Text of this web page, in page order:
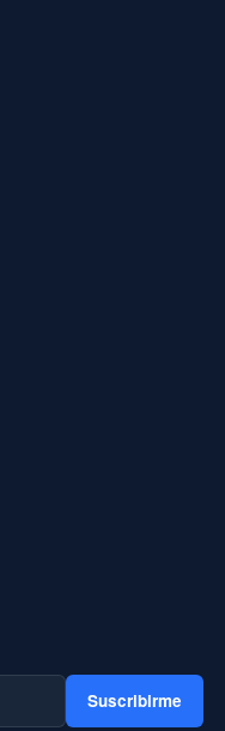
Suscribirme